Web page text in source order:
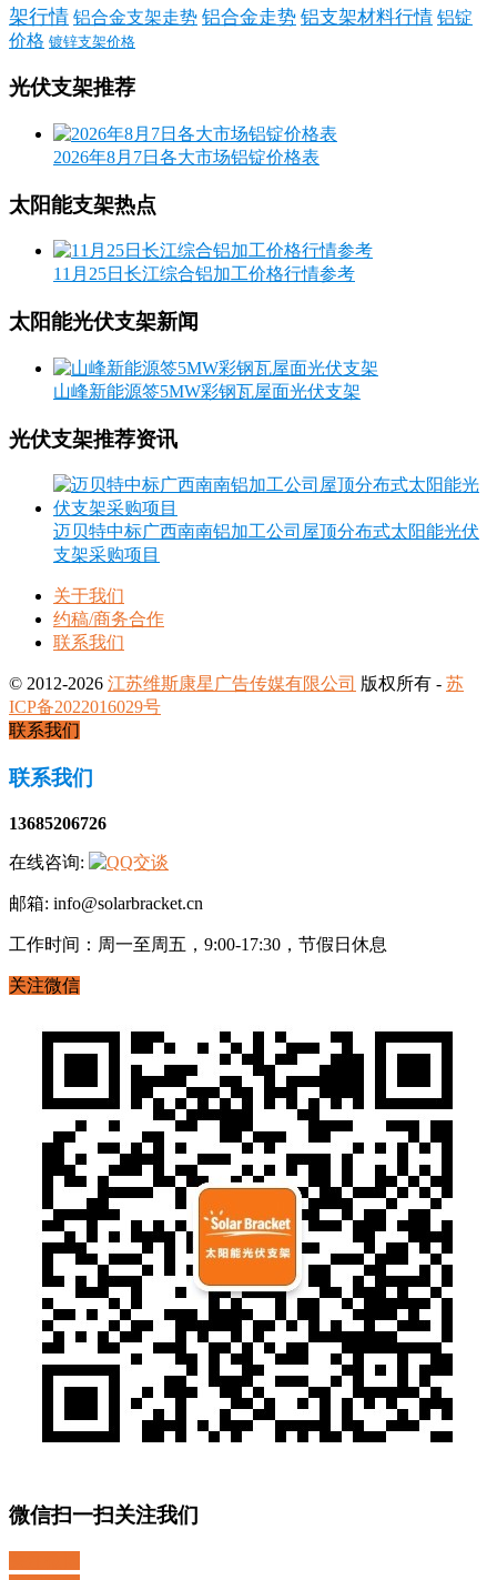
架行情 铝合金支架走势 铝合金走势 铝支架材料行情 铝锭
价格 镀锌支架价格
光伏支架推荐
2026年8月7日各大市场铝锭价格表
太阳能支架热点
11月25日长江综合铝加工价格行情参考
太阳能光伏支架新闻
山峰新能源签5MW彩钢瓦屋面光伏支架
光伏支架推荐资讯
迈贝特中标广西南南铝加工公司屋顶分布式太阳能光伏
支架采购项目
关于我们
约稿/商务合作
联系我们
© 2012-2026 江苏维斯康星广告传媒有限公司 版权所有 - 苏
ICP备2022016029号
联系我们
联系我们
13685206726
在线咨询:
邮箱: info@solarbracket.cn
工作时间：周一至周五，9:00-17:30，节假日休息
关注微信
微信扫一扫关注我们